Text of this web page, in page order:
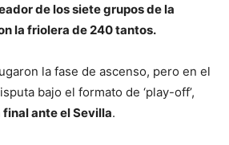
de los siete grupos de la
la friolera de 240 tantos.
la fase de ascenso, pero en el
bajo el formato de ‘play-off’,
ante el Sevilla.